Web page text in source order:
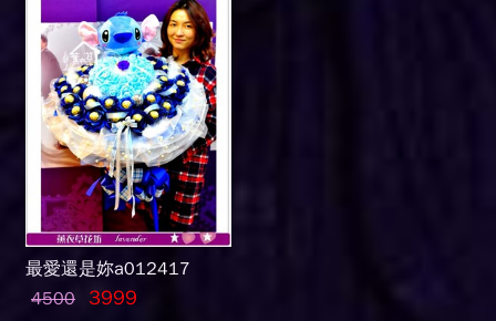
最愛還是妳a012417
4500 3999